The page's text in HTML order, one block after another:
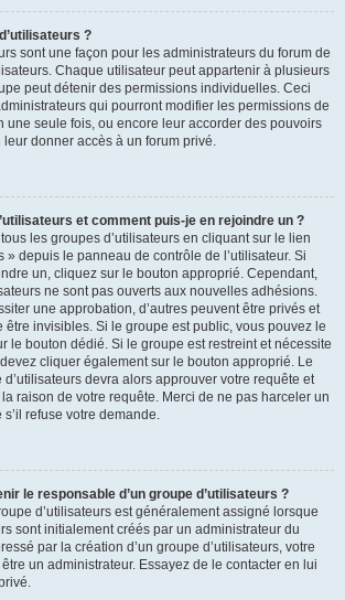
?
sont une façon pour les administrateurs du forum de
Chaque utilisateur peut appartenir à plusieurs
peut détenir des permissions individuelles. Ceci
qui pourront modifier les permissions de
une seule fois, ou encore leur accorder des pouvoirs
donner accès à un forum privé.
et comment puis-je en rejoindre un ?
les groupes d’utilisateurs en cliquant sur le lien
» depuis le panneau de contrôle de l’utilisateur. Si
un, cliquez sur le bouton approprié. Cependant,
ne sont pas ouverts aux nouvelles adhésions.
une approbation, d’autres peuvent être privés et
être invisibles. Si le groupe est public, vous pouvez le
le bouton dédié. Si le groupe est restreint et nécessite
cliquer également sur le bouton approprié. Le
devra alors approuver votre requête et
raison de votre requête. Merci de ne pas harceler un
refuse votre demande.
le responsable d’un groupe d’utilisateurs ?
d’utilisateurs est généralement assigné lorsque
sont initialement créés par un administrateur du
par la création d’un groupe d’utilisateurs, votre
un administrateur. Essayez de le contacter en lui